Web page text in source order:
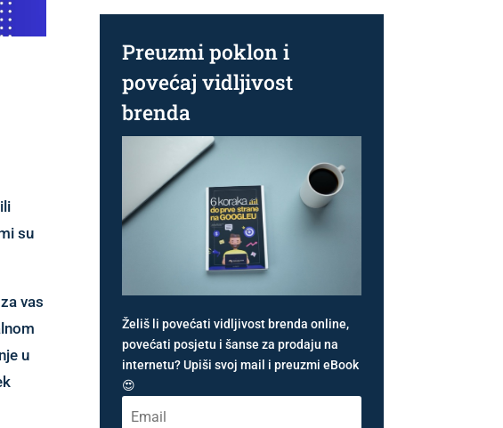
su
vas
u
Preuzmi poklon i
povećaj vidljivost
brenda
Želiš li povećati vidljivost brenda online,
povećati posjetu i šanse za prodaju na
internetu? Upiši svoj mail i preuzmi eBook
😍